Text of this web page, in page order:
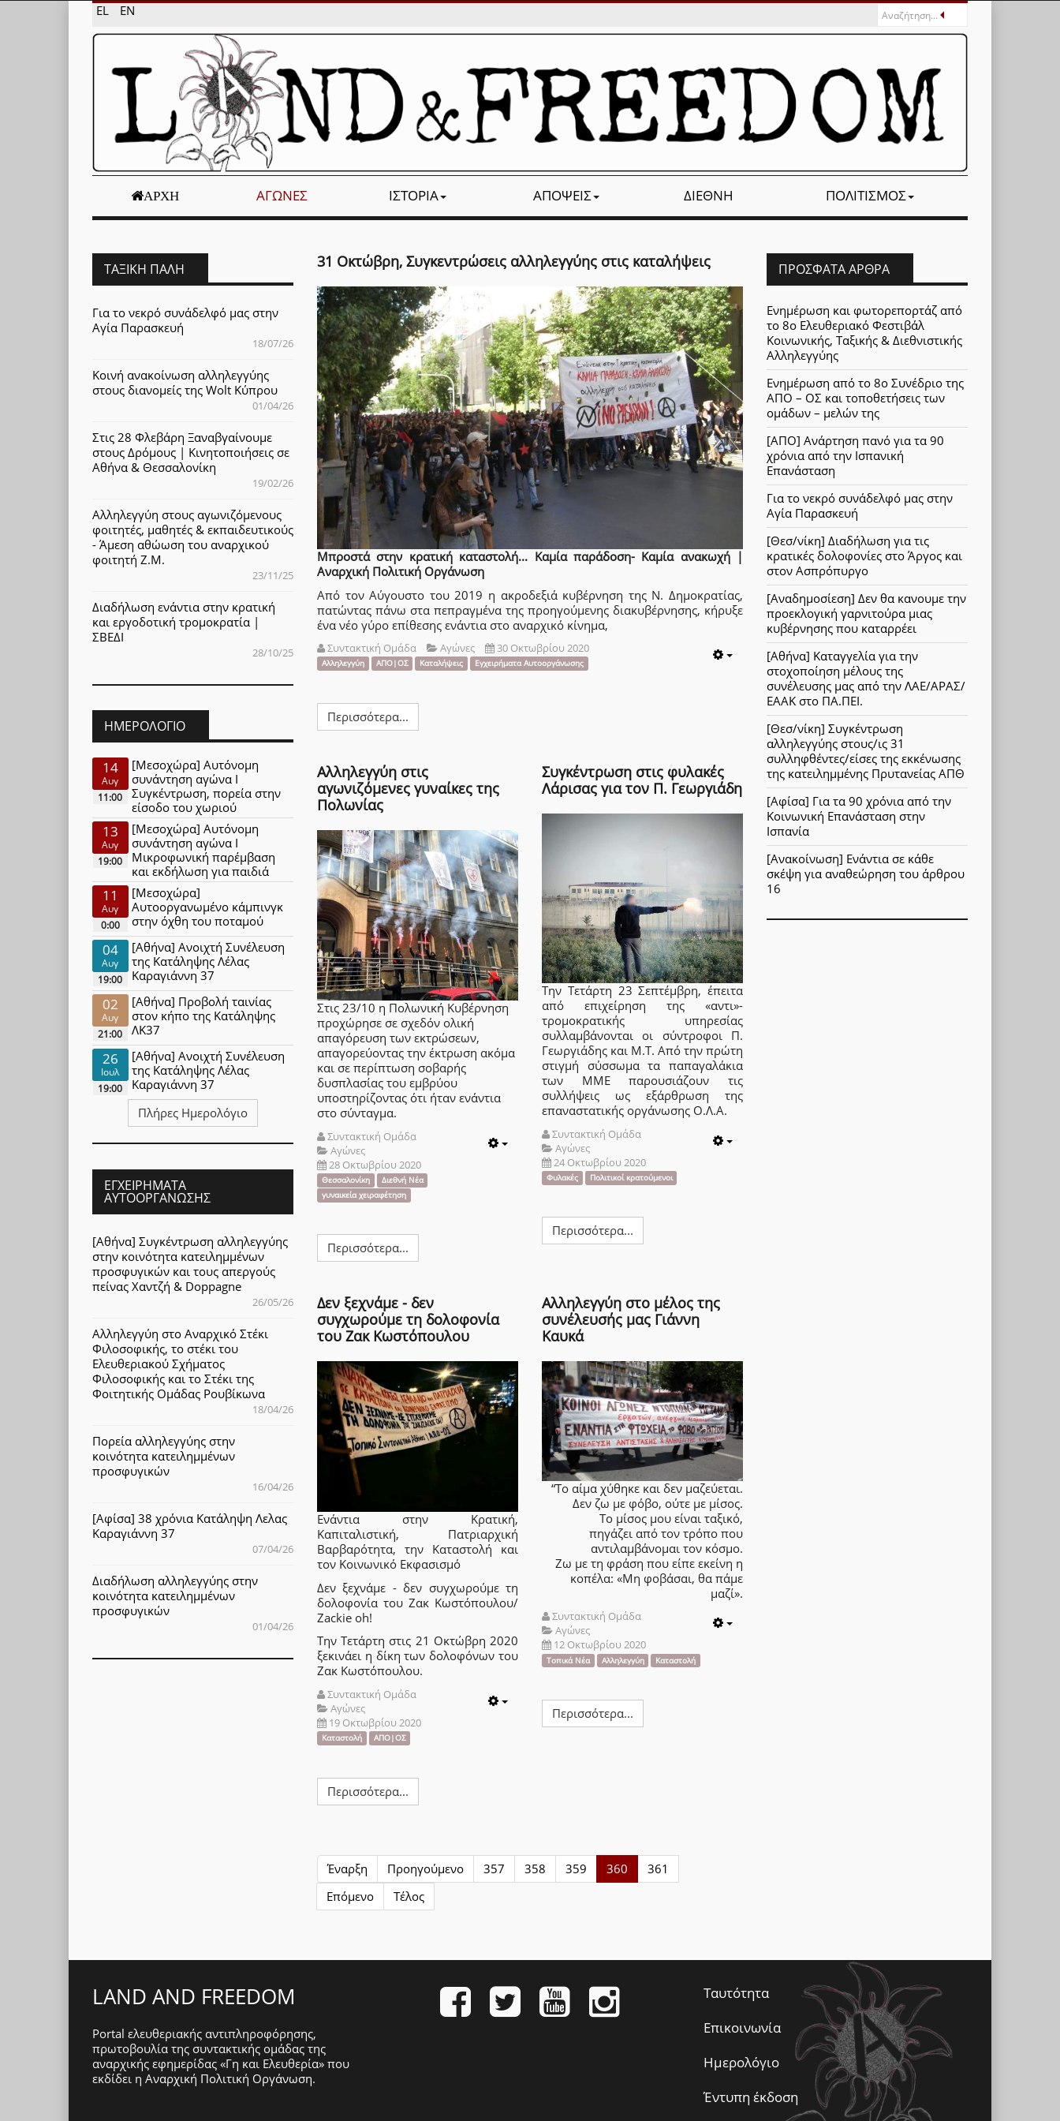
EL EN
ΑΡΧΉ ΑΓΏΝΕΣ ΙΣΤΟΡΊΑ ΑΠΌΨΕΙΣ ΔΙΕΘΝΉ ΠΟΛΙΤΙΣΜΌΣ
31 Οκτώβρη, Συγκεντρώσεις αλληλεγγύης στις καταλήψεις
Μπροστά στην κρατική καταστολή... Καμία παράδοση- Καμία ανακωχή |
Αναρχική Πολιτική Οργάνωση
Από τον Αύγουστο του 2019 η ακροδεξιά κυβέρνηση της Ν. Δημοκρατίας,
πατώντας πάνω στα πεπραγμένα της προηγούμενης διακυβέρνησης, κήρυξε
ένα νέο γύρο επίθεσης ενάντια στο αναρχικό κίνημα,
Συντακτική Ομάδα Αγώνες 30 Οκτωβρίου 2020
Αλληλεγγύη ΑΠΟ|ΟΣ Καταλήψεις Εγχειρήματα Αυτοοργάνωσης
Περισσότερα...
Αλληλεγγύη στις
αγωνιζόμενες γυναίκες της
Πολωνίας
Στις 23/10 η Πολωνική Κυβέρνηση
προχώρησε σε σχεδόν ολική
απαγόρευση των εκτρώσεων,
απαγορεύοντας την έκτρωση ακόμα
και σε περίπτωση σοβαρής
δυσπλασίας του εμβρύου
υποστηρίζοντας ότι ήταν ενάντια
στο σύνταγμα.
Συντακτική Ομάδα
Αγώνες
28 Οκτωβρίου 2020
Θεσσαλονίκη
Διεθνή Νέα
γυναικεία χειραφέτηση
Περισσότερα...
Συγκέντρωση στις φυλακές
Λάρισας για τον Π. Γεωργιάδη
Την Τετάρτη 23 Σεπτέμβρη, έπειτα
από επιχείρηση της «αντι»-
τρομοκρατικής υπηρεσίας
συλλαμβάνονται οι σύντροφοι Π.
Γεωργιάδης και Μ.Τ. Από την πρώτη
στιγμή σύσσωμα τα παπαγαλάκια
των ΜΜΕ παρουσιάζουν τις
συλλήψεις ως εξάρθρωση της
επαναστατικής οργάνωσης Ο.Λ.Α.
Συντακτική Ομάδα
Αγώνες
24 Οκτωβρίου 2020
Φυλακές Πολιτικοί κρατούμενοι
Περισσότερα...
Δεν ξεχνάμε - δεν
συγχωρούμε τη δολοφονία
του Ζακ Κωστόπουλου
Ενάντια στην Κρατική,
Kαπιταλιστική, Πατριαρχική
Βαρβαρότητα, την Καταστολή και
τον Κοινωνικό Εκφασισμό
Δεν ξεχνάμε - δεν συγχωρούμε τη
δολοφονία του Ζακ Κωστόπουλου/
Zackie oh!
Tην Τετάρτη στις 21 Οκτώβρη 2020
ξεκινάει η δίκη των δολοφόνων του
Ζακ Κωστόπουλου.
Συντακτική Ομάδα
Αγώνες
19 Οκτωβρίου 2020
Καταστολή ΑΠΟ|ΟΣ
Περισσότερα...
Αλληλεγγύη στο μέλος της
συνέλευσής μας Γιάννη
Καυκά
“Το αίμα χύθηκε και δεν μαζεύεται.
Δεν ζω με φόβο, ούτε με μίσος.
Το μίσος μου είναι ταξικό,
πηγάζει από τον τρόπο που
αντιλαμβάνομαι τον κόσμο.
Ζω με τη φράση που είπε εκείνη η
κοπέλα: «Μη φοβάσαι, θα πάμε
μαζί».
Συντακτική Ομάδα
Αγώνες
12 Οκτωβρίου 2020
Τοπικά Νέα Αλληλεγγύη Καταστολή
Περισσότερα...
Έναρξη Προηγούμενο 357 358 359 360
361
Επόμενο
Τέλος
ΤΑΞΙΚΉ ΠΆΛΗ
Για το νεκρό συνάδελφό μας στην
Αγία Παρασκευή
18/07/26
Κοινή ανακοίνωση αλληλεγγύης
στους διανομείς της Wolt Κύπρου
01/04/26
Στις 28 Φλεβάρη Ξαναβγαίνουμε
στους Δρόμους | Κινητοποιήσεις σε
Αθήνα & Θεσσαλονίκη
19/02/26
Αλληλεγγύη στους αγωνιζόμενους
φοιτητές, μαθητές & εκπαιδευτικούς
- Άμεση αθώωση του αναρχικού
φοιτητή Ζ.Μ.
23/11/25
Διαδήλωση ενάντια στην κρατική
και εργοδοτική τρομοκρατία |
ΣΒΕΔΙ
28/10/25
ΗΜΕΡΟΛΌΓΙΟ
14
Αυγ
11:00
[Μεσοχώρα] Αυτόνομη
συνάντηση αγώνα Ι
Συγκέντρωση, πορεία στην
είσοδο του χωριού
13
Αυγ
19:00
[Μεσοχώρα] Αυτόνομη
συνάντηση αγώνα Ι
Μικροφωνική παρέμβαση
και εκδήλωση για παιδιά
11
Αυγ
0:00
[Μεσοχώρα]
Αυτοοργανωμένο κάμπινγκ
στην όχθη του ποταμού
04
Αυγ
19:00
[Αθήνα] Ανοιχτή Συνέλευση
της Κατάληψης Λέλας
Καραγιάννη 37
02
Αυγ
21:00
[Αθήνα] Προβολή ταινίας
στον κήπο της Κατάληψης
ΛΚ37
26
Ιουλ
19:00
[Αθήνα] Ανοιχτή Συνέλευση
της Κατάληψης Λέλας
Καραγιάννη 37
Πλήρες Ημερολόγιο
ΕΓΧΕΙΡΉΜΑΤΑ
ΑΥΤΟΟΡΓΆΝΩΣΗΣ
[Αθήνα] Συγκέντρωση αλληλεγγύης
στην κοινότητα κατειλημμένων
προσφυγικών και τους απεργούς
πείνας Χαντζή & Doppagne
26/05/26
Αλληλεγγύη στο Αναρχικό Στέκι
Φιλοσοφικής, το στέκι του
Ελευθεριακού Σχήματος
Φιλοσοφικής και το Στέκι της
Φοιτητικής Ομάδας Ρουβίκωνα
18/04/26
Πορεία αλληλεγγύης στην
κοινότητα κατειλημμένων
προσφυγικών
16/04/26
[Αφίσα] 38 χρόνια Κατάληψη Λελας
Καραγιάννη 37
07/04/26
Διαδήλωση αλληλεγγύης στην
κοινότητα κατειλημμένων
προσφυγικών
01/04/26
ΠΡΌΣΦΑΤΑ ΆΡΘΡΑ
Ενημέρωση και φωτορεπορτάζ από
το 8ο Ελευθεριακό Φεστιβάλ
Κοινωνικής, Ταξικής & Διεθνιστικής
Αλληλεγγύης
Ενημέρωση από το 8ο Συνέδριο της
ΑΠΟ – ΟΣ και τοποθετήσεις των
ομάδων – μελών της
[ΑΠΟ] Ανάρτηση πανό για τα 90
χρόνια από την Ισπανική
Επανάσταση
Για το νεκρό συνάδελφό μας στην
Αγία Παρασκευή
[Θεσ/νίκη] Διαδήλωση για τις
κρατικές δολοφονίες στο Άργος και
στον Ασπρόπυργο
[Αναδημοσίεση] Δεν θα κανουμε την
προεκλογική γαρνιτούρα μιας
κυβέρνησης που καταρρέει
[Αθήνα] Καταγγελία για την
στοχοποίηση μέλους της
συνέλευσης μας από την ΛΑΕ/ΑΡΑΣ/
ΕΑΑΚ στο ΠΑ.ΠΕΙ.
[Θεσ/νίκη] Συγκέντρωση
αλληλεγγύης στους/ις 31
συλληφθέντες/είσες της εκκένωσης
της κατειλημμένης Πρυτανείας ΑΠΘ
[Αφίσα] Για τα 90 χρόνια από την
Κοινωνική Επανάσταση στην
Ισπανία
[Ανακοίνωση] Ενάντια σε κάθε
σκέψη για αναθεώρηση του άρθρου
16
LAND AND FREEDOM
Portal ελευθεριακής αντιπληροφόρησης,
πρωτοβουλία της συντακτικής ομάδας της
αναρχικής εφημερίδας «Γη και Ελευθερία» που
εκδίδει η Αναρχική Πολιτική Οργάνωση.
Ταυτότητα
Επικοινωνία
Ημερολόγιο
Έντυπη έκδοση